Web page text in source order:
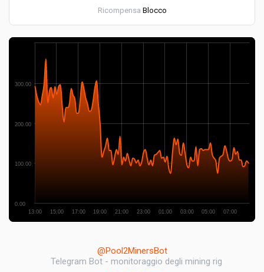
Ricompensa Blocco
13:00 15:00 17:00 19:00 21:00 23:00 01:00 03:00 05:00 07:00
0.00
100.00
200.00
300.00
@Pool2MinersBot
Telegram Bot - monitoraggio degli mining rig